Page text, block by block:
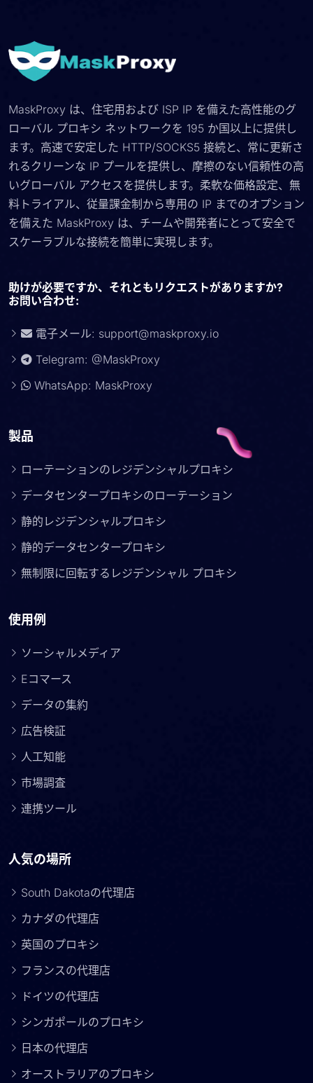
MaskProxy は、住宅用および ISP IP を備えた高性能のグ
ローバル プロキシ ネットワークを 195 か国以上に提供し
ます。高速で安定した HTTP/SOCKS5 接続と、常に更新さ
れるクリーンな IP プールを提供し、摩擦のない信頼性の高
いグローバル アクセスを提供します。柔軟な価格設定、無
料トライアル、従量課金制から専用の IP までのオプション
を備えた MaskProxy は、チームや開発者にとって安全で
スケーラブルな接続を簡単に実現します。
助けが必要ですか、それともリクエストがありますか?
お問い合わせ:
電子メール: support@maskproxy.io
Telegram: @MaskProxy
WhatsApp: MaskProxy
製品
ローテーションのレジデンシャルプロキシ
データセンタープロキシのローテーション
静的レジデンシャルプロキシ
静的データセンタープロキシ
無制限に回転するレジデンシャル プロキシ
使用例
ソーシャルメディア
Eコマース
データの集約
広告検証
人工知能
市場調査
連携ツール
人気の場所
South Dakotaの代理店
カナダの代理店
英国のプロキシ
フランスの代理店
ドイツの代理店
シンガポールのプロキシ
日本の代理店
オーストラリアのプロキシ